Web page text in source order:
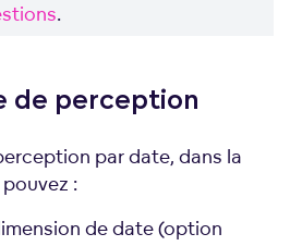
.
de perception
par date, dans la
:
de date (option